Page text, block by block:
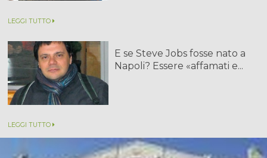
LEGGI TUTTO
E se Steve Jobs fosse nato a
Napoli? Essere «affamati e...
LEGGI TUTTO